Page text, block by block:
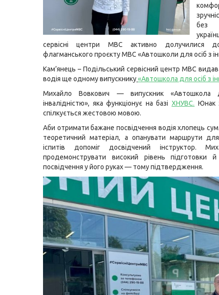
без
сервісні центри МВС активно долучилися до
флагманського проєкту МВС «Автошколи для осіб з
Кам’янець – Подільський сервісний центр МВС
водія ще одному випускнику«Автошкола для осіб з
Михайло Вовкович — випускник «Автошкола
інвалідністю», яка функціонує на базі ХНУВС. Юнак
спілкується жестовою мовою.
Аби отримати бажане посвідчення водія хлопець
теоретичний матеріал, а опанувати маршрути
іспитів допоміг досвідчений інструктор.
продемонструвати високий рівень підготовки
посвідчення у його руках — тому підтвердження.